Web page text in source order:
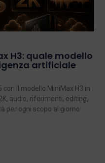
H3: quale modello
artificiale
il modello MiniMax H3 in
audio, riferimenti, editing,
per ogni scopo al giorno